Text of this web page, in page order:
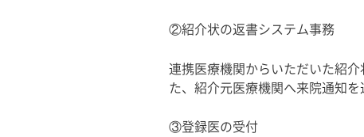
②紹介状の返書システム事務
連携医療機関からいただいた紹
た、紹介元医療機関へ来院通知を
③登録医の受付